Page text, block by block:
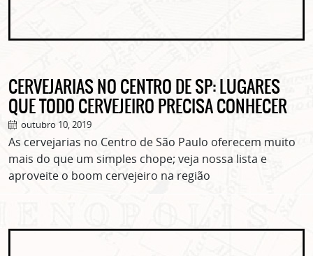
CERVEJARIAS NO CENTRO DE SP: LUGARES
QUE TODO CERVEJEIRO PRECISA CONHECER
outubro 10, 2019
As cervejarias no Centro de São Paulo oferecem muito
mais do que um simples chope; veja nossa lista e
aproveite o boom cervejeiro na região
NOSSA NEWSLETTER!